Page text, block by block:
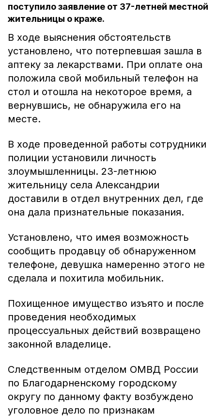
поступило заявление от 37-летней местной
жительницы о краже.
В ходе выяснения обстоятельств
установлено, что потерпевшая зашла в
аптеку за лекарствами. При оплате она
положила свой мобильный телефон на
стол и отошла на некоторое время, а
вернувшись, не обнаружила его на
месте.
В ходе проведенной работы сотрудники
полиции установили личность
злоумышленницы. 23-летнюю
жительницу села Александрии
доставили в отдел внутренних дел, где
она дала признательные показания.
Установлено, что имея возможность
сообщить продавцу об обнаруженном
телефоне, девушка намеренно этого не
сделала и похитила мобильник.
Похищенное имущество изъято и после
проведения необходимых
процессуальных действий возвращено
законной владелице.
Следственным отделом ОМВД России
по Благодарненскому городскому
округу по данному факту возбуждено
уголовное дело по признакам